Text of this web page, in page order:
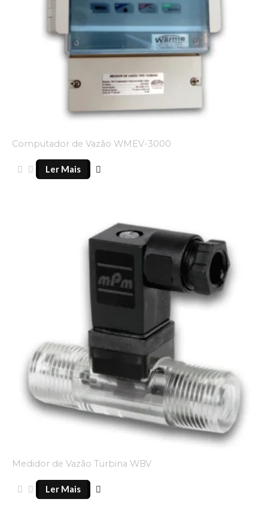
Computador de Vazão WMEV-3000
Ler Mais
Medidor de Vazão Turbina WBV
Ler Mais